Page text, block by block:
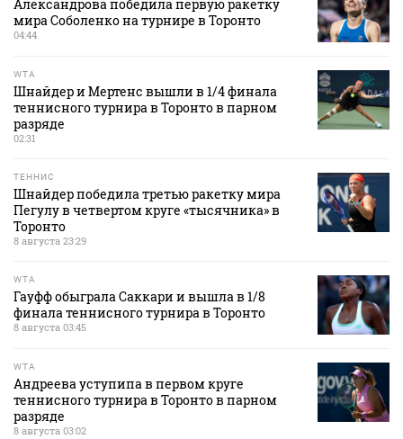
Александрова победила первую ракетку
мира Соболенко на турнире в Торонто
04:44
WTA
Шнайдер и Мертенс вышли в 1/4 финала
теннисного турнира в Торонто в парном
разряде
02:31
ТЕННИС
Шнайдер победила третью ракетку мира
Пегулу в четвертом круге «тысячника» в
Торонто
8 августа 23:29
WTA
Гауфф обыграла Саккари и вышла в 1/8
финала теннисного турнира в Торонто
8 августа 03:45
WTA
Андреева уступипа в первом круге
теннисного турнира в Торонто в парном
разряде
8 августа 03:02